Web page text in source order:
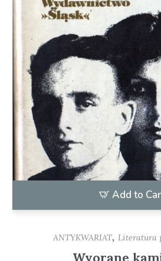
Add to
ANTYKWARIAT, Literatura